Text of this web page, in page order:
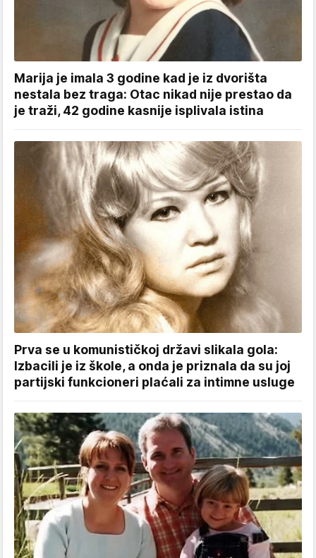
Marija je imala 3 godine kad je iz dvorišta
nestala bez traga: Otac nikad nije prestao da
je traži, 42 godine kasnije isplivala istina
Prva se u komunističkoj državi slikala gola:
Izbacili je iz škole, a onda je priznala da su joj
partijski funkcioneri plaćali za intimne usluge